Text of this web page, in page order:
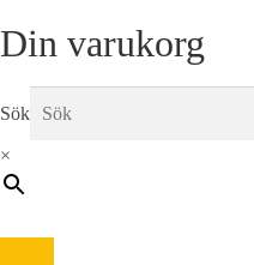
Din varukorg
Sök
×